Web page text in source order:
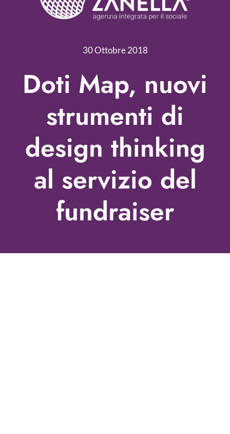
Servizi
Nonprofit Blog
Libri
Fundraising Academy
Multimedia
Come contattarci
30 Ottobre 2018
Doti Map, nuovi
strumenti di
design thinking
al servizio del
fundraiser